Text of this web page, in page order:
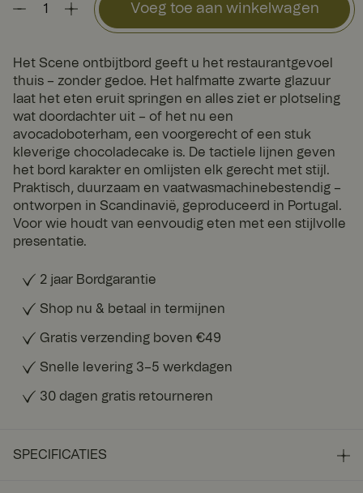
Voeg toe aan winkelwagen
Het Scene ontbijtbord geeft u het restaurantgevoel
thuis – zonder gedoe. Het halfmatte zwarte glazuur
laat het eten eruit springen en alles ziet er plotseling
wat doordachter uit – of het nu een
avocadoboterham, een voorgerecht of een stuk
kleverige chocoladecake is. De tactiele lijnen geven
het bord karakter en omlijsten elk gerecht met stijl.
Praktisch, duurzaam en vaatwasmachinebestendig –
ontworpen in Scandinavië, geproduceerd in Portugal.
Voor wie houdt van eenvoudig eten met een stijlvolle
presentatie.
2 jaar Bordgarantie
Shop nu & betaal in termijnen
Gratis verzending boven €49
Snelle levering 3–5 werkdagen
30 dagen gratis retourneren
SPECIFICATIES